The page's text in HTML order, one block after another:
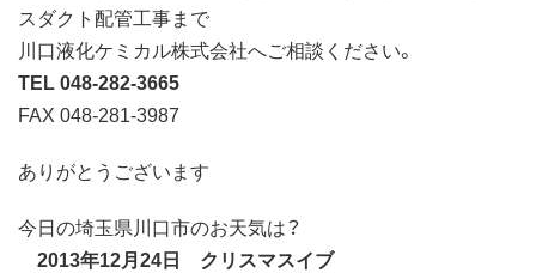
スダクト配管工事まで
川口液化ケミカル株式会社へご相談ください。
TEL 048-282-3665
FAX 048-281-3987
ありがとうございます
今日の埼玉県川口市のお天気は？
2013年12月24日 クリスマスイブ